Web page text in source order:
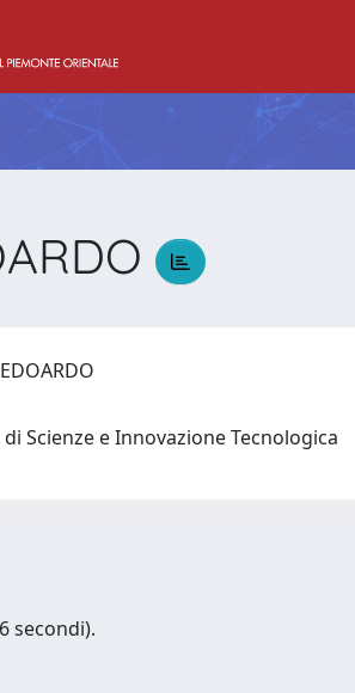
Scienze e Innovazione Tecnologica
secondi).